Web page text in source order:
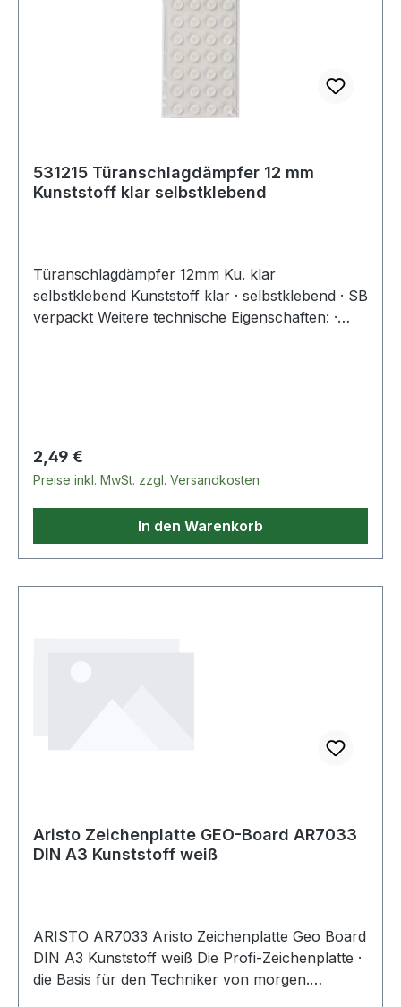
531215 Türanschlagdämpfer 12 mm
Kunststoff klar selbstklebend
Türanschlagdämpfer 12mm Ku. klar
selbstklebend Kunststoff klar · selbstklebend · SB
verpackt Weitere technische Eigenschaften: ·
Regulärer Preis:
2,49 €
Preise inkl. MwSt. zzgl. Versandkosten
In den Warenkorb
Aristo Zeichenplatte GEO-Board AR7033
DIN A3 Kunststoff weiß
ARISTO AR7033 Aristo Zeichenplatte Geo Board
DIN A3 Kunststoff weiß Die Profi-Zeichenplatte ·
die Basis für den Techniker von morgen.